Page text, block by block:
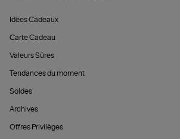
Idées Cadeaux
Carte Cadeau
Valeurs Sûres
Tendances du moment
Soldes
Archives
Offres Privilèges